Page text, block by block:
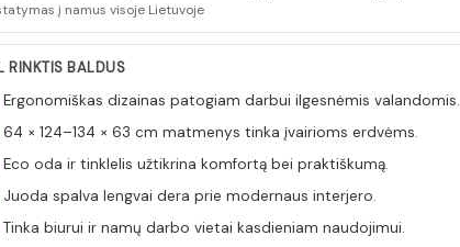
į namus visoje Lietuvoje
RINKTIS BALDUS
Ergonomiškas dizainas patogiam darbui ilgesnėmis valandomis.
64 × 124–134 × 63 cm matmenys tinka įvairioms erdvėms.
Eco oda ir tinklelis užtikrina komfortą bei praktiškumą.
Juoda spalva lengvai dera prie modernaus interjero.
Tinka biurui ir namų darbo vietai kasdieniam naudojimui.